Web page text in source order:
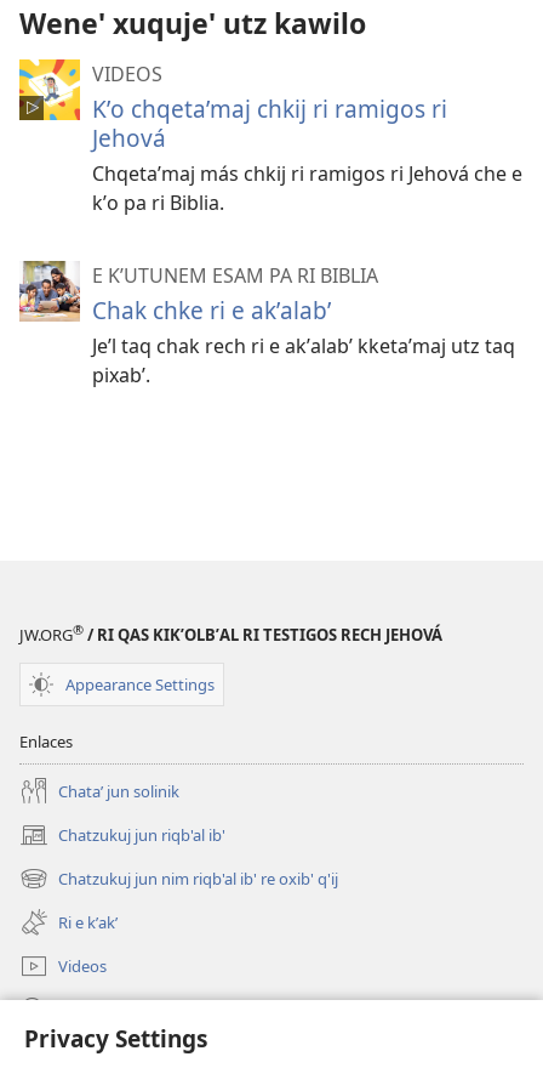
Privacy Settings
Wene' xuquje' utz kawilo
VIDEOS
Kʼo chqetaʼmaj chkij ri ramigos ri
Jehová
Chqetaʼmaj más chkij ri ramigos ri Jehová che e
kʼo pa ri Biblia.
E KʼUTUNEM ESAM PA RI BIBLIA
Chak chke ri e akʼalabʼ
Jeʼl taq chak rech ri e akʼalabʼ kketaʼmaj utz taq
pixabʼ.
JW.ORG® / RI QAS KIKʼOLBʼAL RI TESTIGOS RECH JEHOVÁ
Appearance Settings
Enlaces
Chataʼ jun solinik
Chatzukuj jun riqb'al ib'
(opens
new
window)
Chatzukuj jun nim riqb'al ib' re oxib' q'ij
(opens
new
window)
Ri e kʼakʼ
Videos